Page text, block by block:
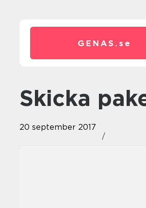
GENAS. se
Skicka
20 september 2017